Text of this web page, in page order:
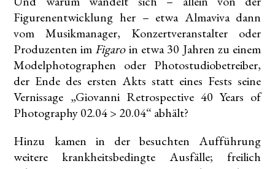
Figurenentwicklung her – etwa Almaviva dann
vom Musikmanager, Konzertveranstalter oder
Produzenten imFigaroin etwa 30 Jahren zu einem
Modelphotographen oder Photostudiobetreiber,
der Ende des ersten Akts statt eines Fests seine
Vernissage „Giovanni Retrospective 40 Years of
Photography 02.04 > 20.04“ abhält?
Hinzu kamen in der besuchten Aufführung
weitere krankheitsbedingte Ausfälle; freilich